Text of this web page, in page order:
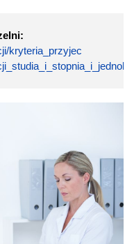
kryteria_przyjec